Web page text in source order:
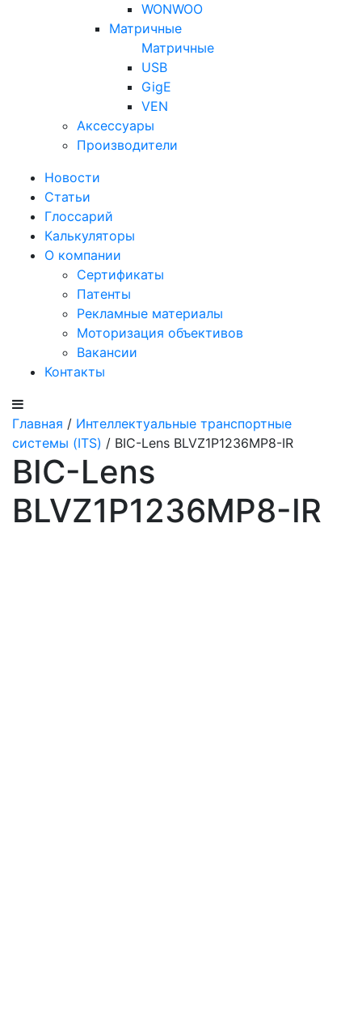
WONWOO
Матричные
Матричные
USB
GigE
VEN
Аксессуары
Производители
Новости
Статьи
Глоссарий
Калькуляторы
О компании
Сертификаты
Патенты
Рекламные материалы
Моторизация объективов
Вакансии
Контакты
Главная / Интеллектуальные транспортные
системы (ITS) / BIC-Lens BLVZ1P1236MP8-IR
BIC-Lens
BLVZ1P1236MP8-IR